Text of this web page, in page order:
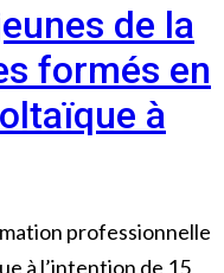
de la
formés en
à
professionnelle
à l’intention de 15